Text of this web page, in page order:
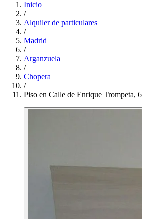
Inicio
/
Alquiler de particulares
/
Madrid
/
Arganzuela
/
Chopera
/
Piso en Calle de Enrique Trompeta, 6